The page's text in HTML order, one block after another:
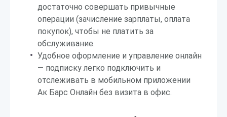
достаточно совершать привычные
операции (зачисление зарплаты, оплата
покупок), чтобы не платить за
обслуживание.
Удобное оформление и управление онлайн
— подписку легко подключить и
отслеживать в мобильном приложении
Ак Барс Онлайн без визита в офис.